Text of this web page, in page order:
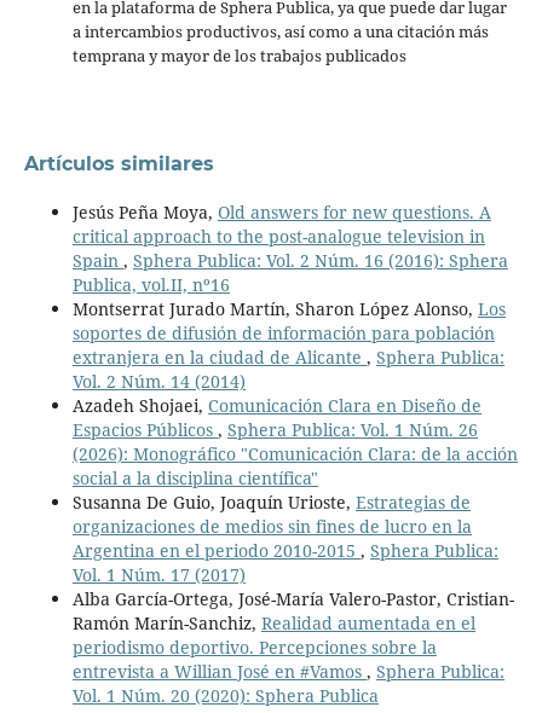
en la plataforma de Sphera Publica, ya que puede dar lugar
a intercambios productivos, así como a una citación más
temprana y mayor de los trabajos publicados
Artículos similares
Jesús Peña Moya, Old answers for new questions. A
critical approach to the post-analogue television in
Spain , Sphera Publica: Vol. 2 Núm. 16 (2016): Sphera
Publica, vol.II, nº16
Montserrat Jurado Martín, Sharon López Alonso, Los
soportes de difusión de información para población
extranjera en la ciudad de Alicante , Sphera Publica:
Vol. 2 Núm. 14 (2014)
Azadeh Shojaei, Comunicación Clara en Diseño de
Espacios Públicos , Sphera Publica: Vol. 1 Núm. 26
(2026): Monográfico "Comunicación Clara: de la acción
social a la disciplina científica"
Susanna De Guio, Joaquín Urioste, Estrategias de
organizaciones de medios sin fines de lucro en la
Argentina en el periodo 2010-2015 , Sphera Publica:
Vol. 1 Núm. 17 (2017)
Alba García-Ortega, José-María Valero-Pastor, Cristian-
Ramón Marín-Sanchiz, Realidad aumentada en el
periodismo deportivo. Percepciones sobre la
entrevista a Willian José en #Vamos , Sphera Publica:
Vol. 1 Núm. 20 (2020): Sphera Publica